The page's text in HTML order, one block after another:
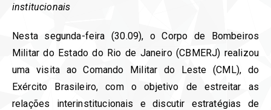
institucionais
Nesta segunda-feira (30.09), o Corpo de Bombeiros
Militar do Estado do Rio de Janeiro (CBMERJ) realizou
uma visita ao Comando Militar do Leste (CML), do
Exército Brasileiro, com o objetivo de estreitar as
relações interinstitucionais e discutir estratégias de